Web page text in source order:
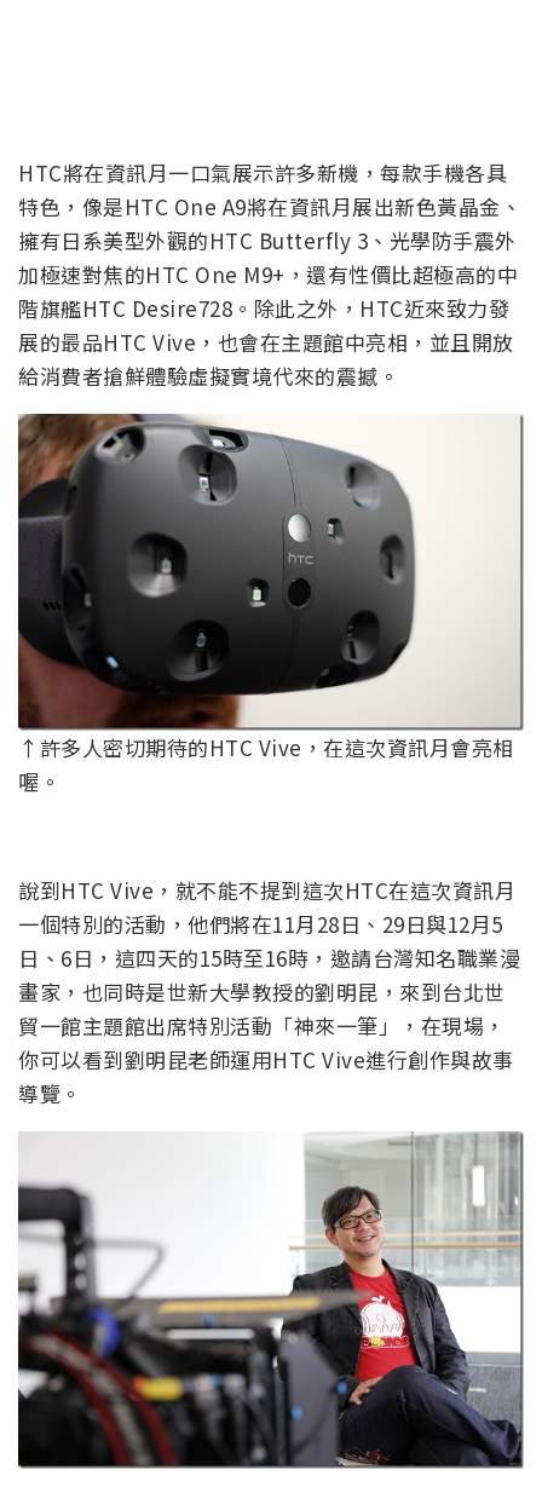
HTC將在資訊月一口氣展示許多新機，每款手機各具
特色，像是HTC One A9將在資訊月展出新色黃晶金、
擁有日系美型外觀的HTC Butterfly 3、光學防手震外
加極速對焦的HTC One M9+，還有性價比超極高的中
階旗艦HTC Desire728。除此之外，HTC近來致力發
展的最品HTC Vive，也會在主題館中亮相，並且開放
給消費者搶鮮體驗虛擬實境代來的震撼。
↑許多人密切期待的HTC Vive，在這次資訊月會亮相
喔。
說到HTC Vive，就不能不提到這次HTC在這次資訊月
一個特別的活動，他們將在11月28日、29日與12月5
日、6日，這四天的15時至16時，邀請台灣知名職業漫
畫家，也同時是世新大學教授的劉明昆，來到台北世
貿一館主題館出席特別活動「神來一筆」，在現場，
你可以看到劉明昆老師運用HTC Vive進行創作與故事
導覽。